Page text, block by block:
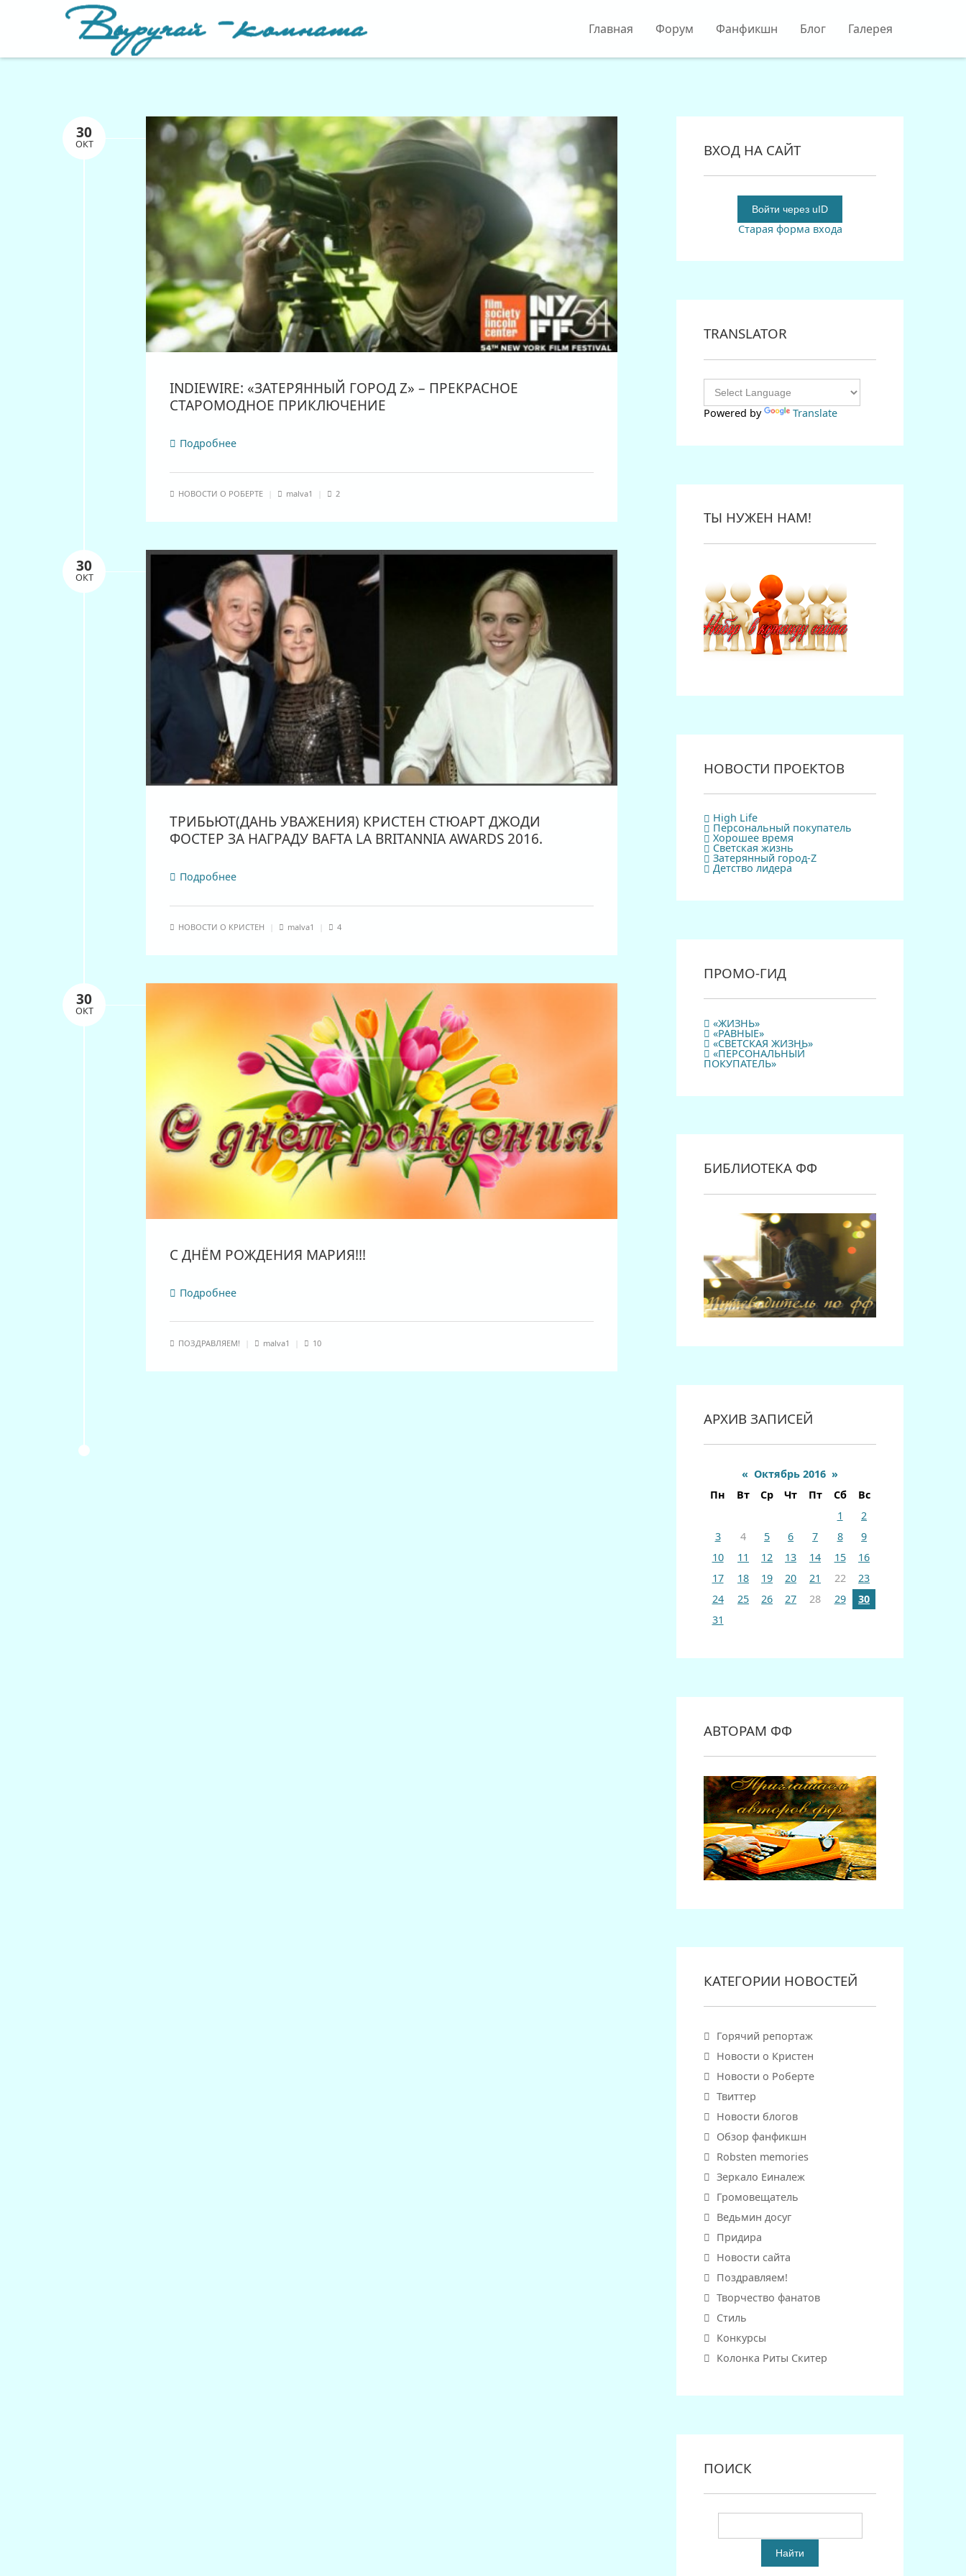
Главная Форум Фанфикшн Блог Галерея
30
ОКТ
INDIEWIRE: «ЗАТЕРЯННЫЙ ГОРОД Z» – ПРЕКРАСНОЕ
СТАРОМОДНОЕ ПРИКЛЮЧЕНИЕ
Подробнее
НОВОСТИ О РОБЕРТЕ malva1 2
30
ОКТ
ТРИБЬЮТ(ДАНЬ УВАЖЕНИЯ) КРИСТЕН СТЮАРТ ДЖОДИ
ФОСТЕР ЗА НАГРАДУ BAFTA LA BRITANNIA AWARDS 2016.
Подробнее
НОВОСТИ О КРИСТЕН malva1 4
30
ОКТ
С ДНЁМ РОЖДЕНИЯ МАРИЯ!!!
Подробнее
ПОЗДРАВЛЯЕМ! malva1 10
ВХОД НА САЙТ
Войти через uID
Старая форма входа
TRANSLATOR
Powered by Translate
ТЫ НУЖЕН НАМ!
НОВОСТИ ПРОЕКТОВ
High Life
Персональный покупатель
Хорошее время
Светская жизнь
Затерянный город-Z
Детство лидера
ПРОМО-ГИД
«ЖИЗНЬ»
«РАВНЫЕ»
«СВЕТСКАЯ ЖИЗНЬ»
«ПЕРСОНАЛЬНЫЙ
ПОКУПАТЕЛЬ»
БИБЛИОТЕКА ФФ
АРХИВ ЗАПИСЕЙ
« Октябрь 2016 »
Пн
Вт Ср Чт Пт Сб
Вс
1
2
3
4 5 6 7 8
9
10
11 12 13 14 15
16
17
18 19 20 21 22
23
24
25 26 27 28 29
30
31
АВТОРАМ ФФ
КАТЕГОРИИ НОВОСТЕЙ
Горячий репортаж
Новости о Кристен
Новости о Роберте
Твиттер
Новости блогов
Обзор фанфикшн
Robsten memories
Зеркало Еиналеж
Громовещатель
Ведьмин досуг
Придира
Новости сайта
Поздравляем!
Творчество фанатов
Стиль
Конкурсы
Колонка Риты Скитер
ПОИСК